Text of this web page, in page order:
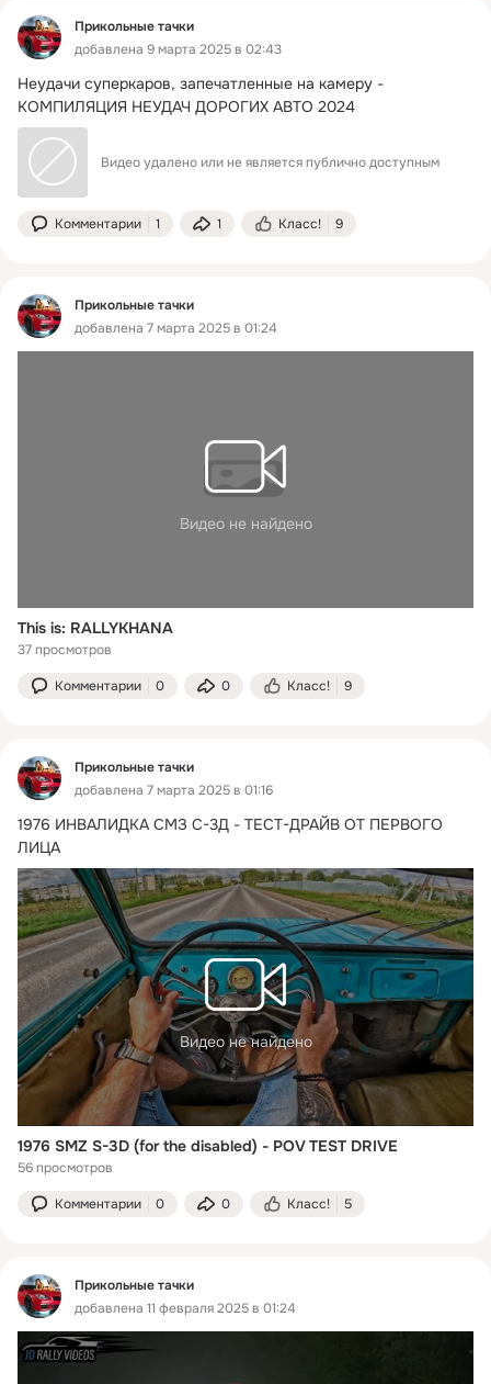
Прикольные тачки
добавлена 9 марта 2025 в 02:43
Неудачи суперкаров, запечатленные на камеру -
КОМПИЛЯЦИЯ НЕУДАЧ ДОРОГИХ АВТО 2024
Видео удалено или не является публично доступным
Комментарии 1 1 Класс! 9
Прикольные тачки
добавлена 7 марта 2025 в 01:24
Видео не найдено
This is: RALLYKHANA
37 просмотров
Комментарии 0 0 Класс! 9
Прикольные тачки
добавлена 7 марта 2025 в 01:16
1976 ИНВАЛИДКА СМЗ С-3Д - ТЕСТ-ДРАЙВ ОТ ПЕРВОГО
ЛИЦА
Видео не найдено
1976 SMZ S-3D (for the disabled) - POV TEST DRIVE
56 просмотров
Комментарии 0 0 Класс! 5
Прикольные тачки
добавлена 11 февраля 2025 в 01:24